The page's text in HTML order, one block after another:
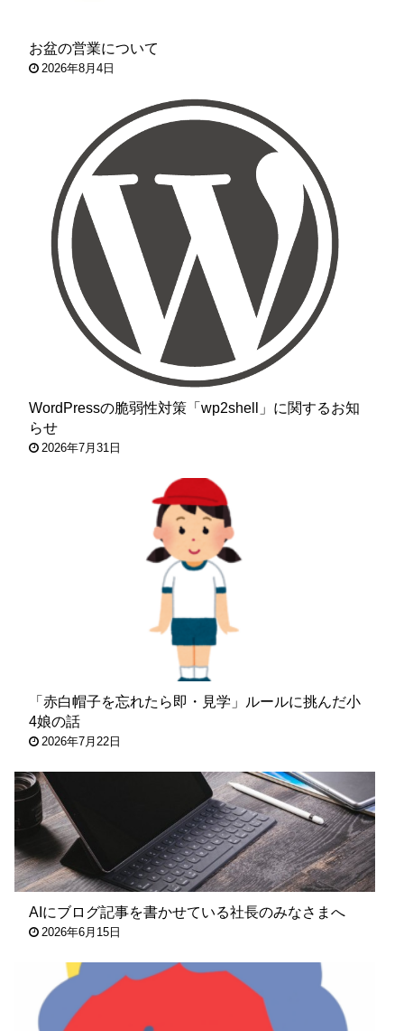
お盆の営業について
2026年8月4日
WordPressの脆弱性対策「wp2shell」に関するお知
らせ
2026年7月31日
「赤白帽子を忘れたら即・見学」ルールに挑んだ小
4娘の話
2026年7月22日
AIにブログ記事を書かせている社長のみなさまへ
2026年6月15日